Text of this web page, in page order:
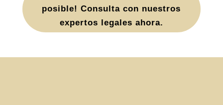
posible! Consulta con nuestros
expertos legales ahora.